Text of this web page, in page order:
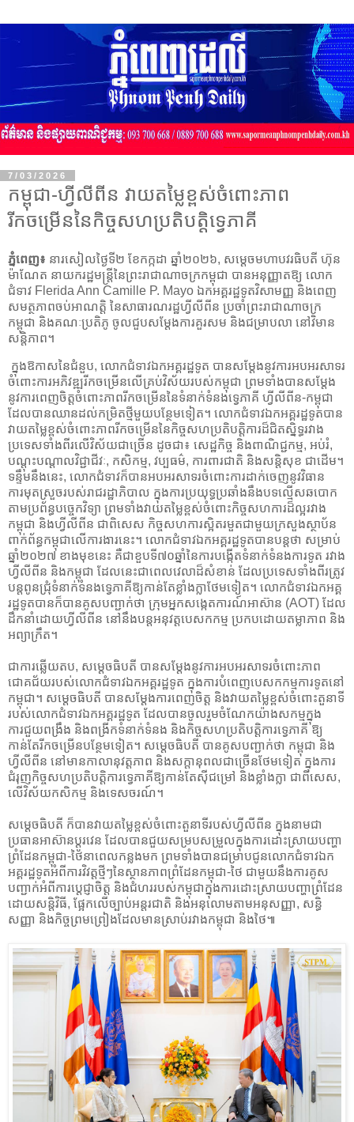
7/03/2026
កម្ពុជា-ហ្វីលីពីន វាយតម្លៃខ្ពស់ចំពោះភាព
រីកចម្រើននៃកិច្ចសហប្រតិបត្តិទ្វេភាគី
ភ្នំពេញ៖ នារសៀលថ្ងៃទី២ ខែកក្កដា ឆ្នាំ២០២៦, សម្តេចមហាបវរធិបតី ហ៊ុន
ម៉ាណែត នាយករដ្ឋមន្ត្រីនៃព្រះរាជាណាចក្រកម្ពុជា បានអនុញ្ញាតឱ្យ លោក
ជំទាវ Flerida Ann Camille P. Mayo ឯកអគ្គរដ្ឋទូតវិសាមញ្ញ និងពេញ
សមត្ថភាព​ចប់អាណត្តិ​ នៃសាធារណរដ្ឋហ្វីលីពីន ប្រចាំព្រះរាជាណាចក្រ
កម្ពុជា និងគណៈប្រតិភូ ចូលជួបសម្តែងការគួរសម និងជម្រាបលា នៅវិមាន
សន្តិភាព។
ក្នុងឱកាសនៃជំនួប, លោកជំទាវឯកអគ្គរដ្ឋទូត បានសម្តែងនូវការអបអរសាទរ
ចំពោះការអភិវឌ្ឍរីកចម្រើនលើគ្រប់វិស័យរបស់កម្ពុជា ព្រមទាំងបានសម្តែង
នូវការពេញចិត្តចំពោះភាពរីកចម្រើននៃទំនាក់ទំនងទ្វេភាគី ហ្វីលីពីន-កម្ពុជា
ដែលបានឈានដល់កម្រិតថ្មីមួយបន្ថែមទៀត។ លោកជំទាវឯកអគ្គរដ្ឋទូតបាន
វាយតម្លៃខ្ពស់ចំពោះភាពរីកចម្រើននៃកិច្ចសហប្រតិបត្តិការដ៏ជិតស្និទ្ធរវាង
ប្រទេសទាំងពីរលើវិស័យជាច្រើន ដូចជា៖ សេដ្ឋកិច្ច និងពាណិជ្ជកម្ម, អប់រំ,
បណ្តុះបណ្តាលវិជ្ជាជីវៈ, កសិកម្ម,​ វប្បធម៌,​ ការពារជាតិ និងសន្តិសុខ​ ជាដេីម។
ទន្ទឹមនឹងនេះ, លោកជំទាវក៏បានអបអរសាទរចំពោះការដាក់ចេញនូវវិធាន
ការមុតស្រួចរបស់រាជរដ្ឋាភិបាល ក្នុងការប្រយុទ្ធប្រឆាំងនឹងបទល្មើសឆបោក
តាមប្រព័ន្ធបច្ចេកវិទ្យា ព្រមទាំងវាយតម្លៃខ្ពស់ចំពោះកិច្ចសហការដ៏ល្អរវាង
កម្ពុជា និងហ្វីលីពីន ជាពិសេស កិច្ចសហការស្អិតរមួតជាមួយក្រសួងស្ថាប័ន
ពាក់ព័ន្ធកម្ពុជាលើការងារនេះ។ លោក​ជំទាវ​ឯកអគ្គរដ្ឋទូត​បាន​បន្តថា​ សម្រាប់
ឆ្នាំ២០២៧ ខាងមុខនេះ គឺជាខួបទី៧០ឆ្នាំនៃការបង្កេីតទំនាក់ទំនងការទូត​ រវាង
ហ្វីលីពីន និងកម្ពុជា ដែលនេះជាពេលវេលាដ៏សំខាន់ ដែលប្រទេសទាំងពីរត្រូវ
បន្តពូនជ្រុំទំនាក់ទំនងទ្វេភាគីឱ្យកាន់តែខ្លាំងក្លាថែមទៀត។ លោកជំទាវឯកអគ្គ
រដ្ឋទូតបានក៏បានគូសបញ្ជាក់ថា​ ​ក្រុម​អ្នកសង្កេតការណ៍​អាស៊ាន (AOT) ដែល
ដឹកនាំដោយហ្វីលីពីន នៅនឹង​បន្ត​អនុវត្ត​បេសកកម្ម ​ប្រកប​ដោយ​តម្លាភាព និង​
អព្យាក្រឹត។
ជាការឆ្លើយតប, សម្ដេចធិបតី បានសម្តែងនូវការអបអរសាទរចំពោះភាព
ជោគជ័យរបស់លោកជំទាវឯក​អគ្គរដ្ឋទូត​ ក្នុងការបំពេញបេសកកម្មការទូតនៅ
កម្ពុជា។ សម្ដេចធិបតី បានសម្តែងការពេញចិត្ត និងវាយតម្លៃខ្ពស់ចំពោះតួនាទី
របស់លោកជំទាវ​ឯកអគ្គរដ្ឋទូត​ ដែលបានចូលរួមចំណែកយ៉ាងសកម្មក្នុង
ការជួយពង្រឹង និងពង្រីកទំនាក់ទំនង និងកិច្ចសហប្រតិបត្តិការទ្វេភាគី ឱ្យ
កាន់តែរីកចម្រើនបន្ថែមទៀត។ សម្ដេចធិបតី បានគូសបញ្ជាក់ថា កម្ពុជា និង
ហ្វីលីពីន នៅមានកាលានុវត្តភាព និងសក្តានុពលជាច្រើនថែមទៀត ក្នុងការ
ជំរុញកិច្ចសហប្រតិបត្តិការទ្វេភាគីឱ្យកាន់តែស៊ីជម្រៅ​ និង​ខ្លាំងក្លា ជាពិសេស,
លើវិស័យកសិកម្ម និងទេសចរណ៍។
សម្ដេចធិបតី ក៏បានវាយតម្លៃខ្ពស់ចំពោះតួនាទីរបស់ហ្វីលីពីន ក្នុងនាមជា
ប្រធានអាស៊ានប្តូរវេន ដែលបានជួយសម្របសម្រួលក្នុងការដោះស្រាយបញ្ហា
ព្រំដែនកម្ពុជា-ថៃនាពេលកន្លងមក ព្រមទាំងបានជម្រាបជូនលោកជំទាវឯក
អគ្គរដ្ឋទូតអំពីការវិវត្តថ្មីៗនៃស្ថានភាពព្រំដែនកម្ពុជា-ថៃ ជាមួយនឹងការគូស
បញ្ជាក់អំពីការប្តេជ្ញាចិត្ត និងជំហររបស់កម្ពុជាក្នុងការដោះស្រាយបញ្ហាព្រំដែន​
ដោយសន្តិវិធី, ផ្អែកលើច្បាប់អន្តរជាតិ និងអនុលោមតាមអនុសញ្ញា, សន្ធិ
សញ្ញា និងកិច្ចព្រមព្រៀងដែលមានស្រាប់រវាងកម្ពុជា និងថៃ៕